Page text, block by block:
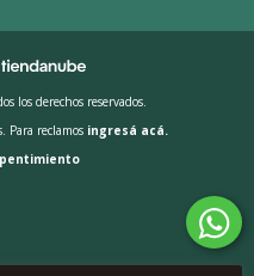
los derechos reservados.
Para reclamos ingresá acá.